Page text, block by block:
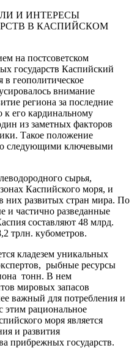
И ИНТЕРЕСЫ
В КАСПИЙСКОМ
на постсоветском
государств Каспийский
в геополитическое
внимание
региона за последние
к его кардинальному
из заметных факторов
Такое положение
следующими ключевыми
сырья,
Каспийского моря, и
них развитых стран мира. По
и частично разведанные
составляют 48 млрд.
трлн. кубометров.
кладезем уникальных
рыбные ресурсы
тонн. В нем
мировых запасов
важный для потребления и
этим рациональное
моря является
и развития
прибрежных государств.